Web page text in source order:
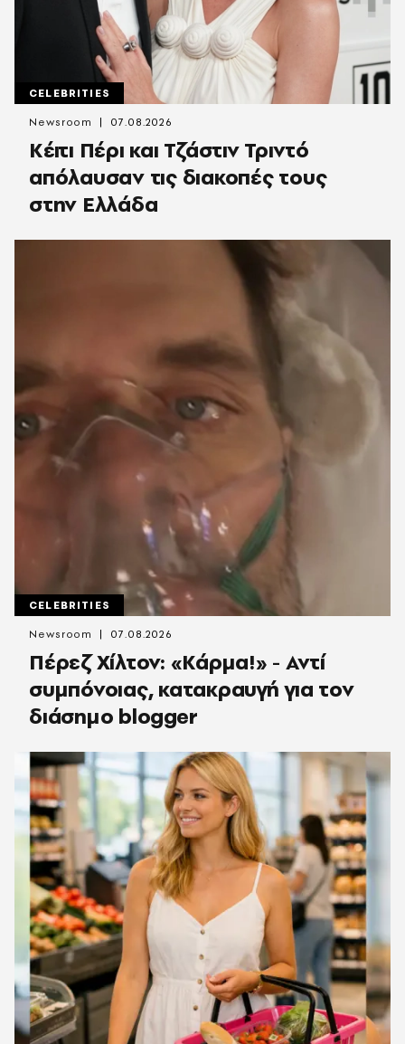
CELEBRITIES
Κέιτι Πέρι και Τζάστιν Τριντό
απόλαυσαν τις διακοπές τους
στην Ελλάδα
Newsroom 07.08.2026
CELEBRITIES
Πέρεζ Χίλτον: «Κάρμα!» - Αντί
συμπόνοιας, κατακραυγή για τον
διάσημο blogger
Newsroom 07.08.2026